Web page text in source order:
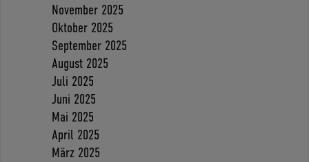
November 2025
Oktober 2025
September 2025
August 2025
Juli 2025
Juni 2025
Mai 2025
April 2025
März 2025